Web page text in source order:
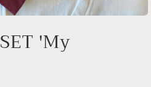
'My